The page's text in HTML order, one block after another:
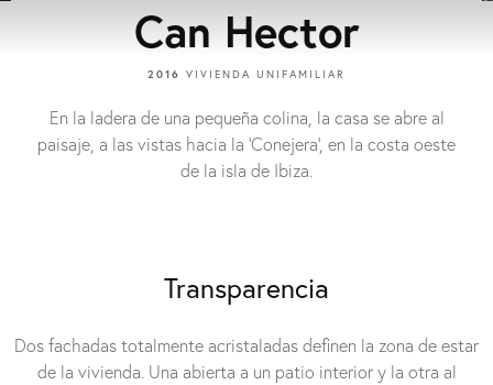
Can Hector
2016 VIVIENDA UNIFAMILIAR
En la ladera de una pequeña colina, la casa se abre al
paisaje, a las vistas hacia la 'Conejera', en la costa oeste
de la isla de Ibiza.
Transparencia
Dos fachadas totalmente acristaladas definen la zona de estar
de la vivienda. Una abierta a un patio interior y la otra al